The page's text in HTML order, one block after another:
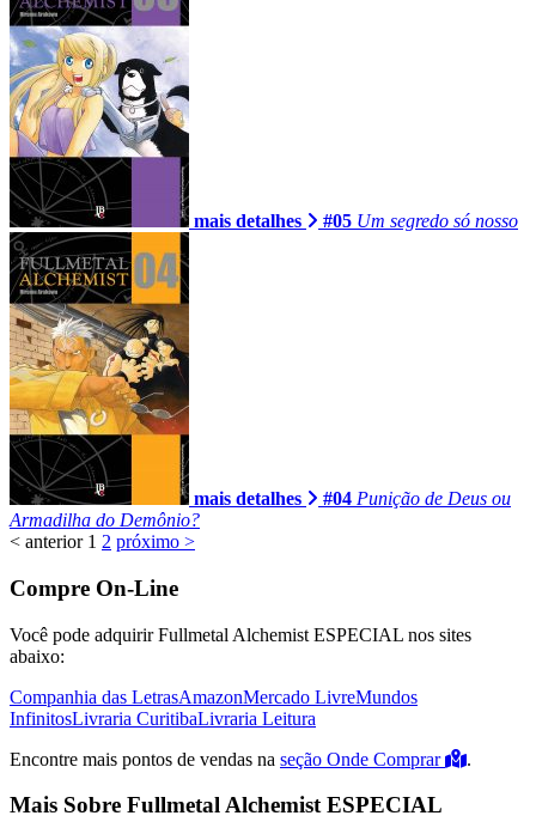
mais detalhes #05 Um segredo só nosso
mais detalhes #04 Punição de Deus ou
Armadilha do Demônio?
< anterior 1 2 próximo >
Compre On-Line
Você pode adquirir Fullmetal Alchemist ESPECIAL nos sites
abaixo:
Companhia das LetrasAmazonMercado LivreMundos
InfinitosLivraria CuritibaLivraria Leitura
Encontre mais pontos de vendas na seção Onde Comprar .
Mais Sobre Fullmetal Alchemist ESPECIAL